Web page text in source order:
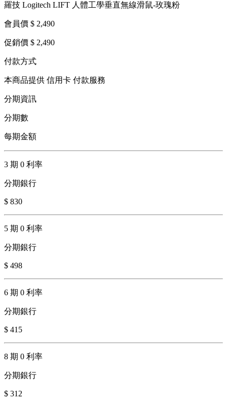
羅技 Logitech LIFT 人體工學垂直無線滑鼠-玫瑰粉
會員價 $ 2,490
促銷價 $ 2,490
付款方式
本商品提供 信用卡 付款服務
分期資訊
分期數
每期金額
3 期 0 利率
分期銀行
$ 830
5 期 0 利率
分期銀行
$ 498
6 期 0 利率
分期銀行
$ 415
8 期 0 利率
分期銀行
$ 312